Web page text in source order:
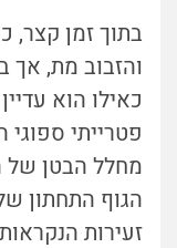
בתוך זמן קצר,
והזבוב מת, אך
כאילו הוא
פטרייתי
מחלל הבטן של
הגוף התחתון